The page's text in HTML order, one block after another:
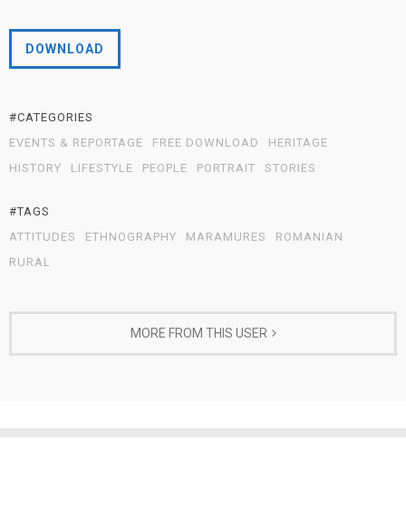
DOWNLOAD
#CATEGORIES
EVENTS & REPORTAGE
FREE DOWNLOAD
HERITAGE
HISTORY
LIFESTYLE PEOPLE PORTRAIT STORIES
#TAGS
ATTITUDES
ETHNOGRAPHY MARAMURES
ROMANIAN
RURAL
MORE FROM THIS USER